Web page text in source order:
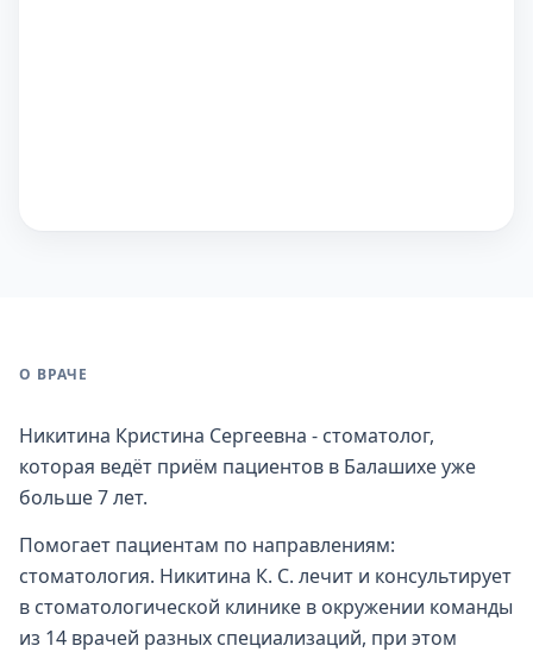
О ВРАЧЕ
Никитина Кристина Сергеевна - стоматолог,
которая ведёт приём пациентов в Балашихе уже
больше 7 лет.
Помогает пациентам по направлениям:
стоматология. Никитина К. С. лечит и консультирует
в стоматологической клинике в окружении команды
из 14 врачей разных специализаций, при этом